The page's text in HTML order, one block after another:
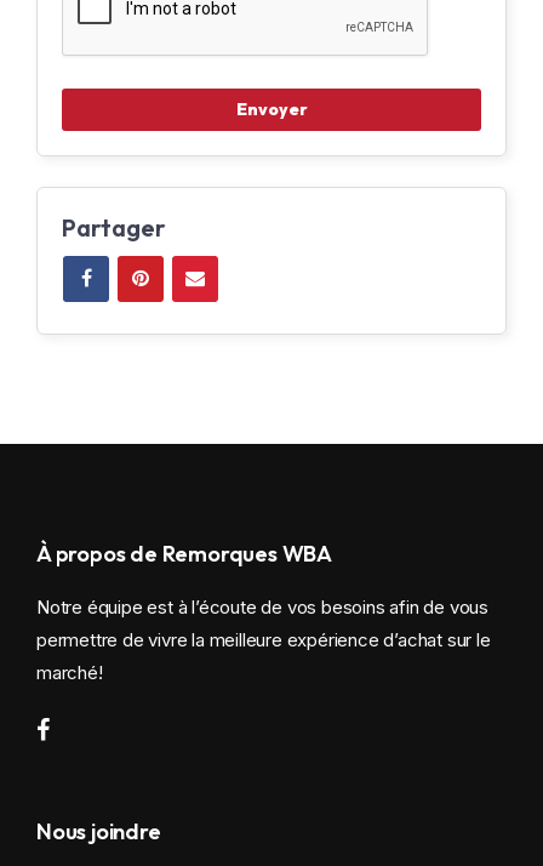
Partager
À propos de Remorques WBA
Notre équipe est à l’écoute de vos besoins afin de vous
permettre de vivre la meilleure expérience d’achat sur le
marché!
Nous joindre